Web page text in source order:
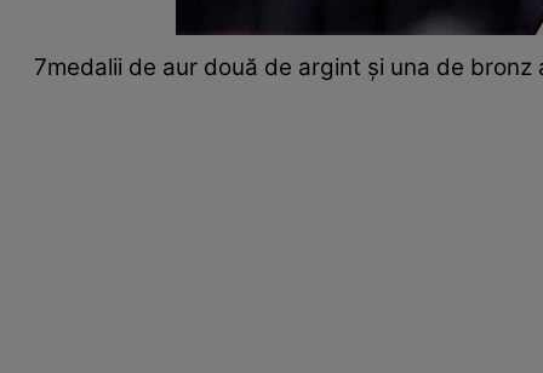
7medalii de aur două de argint şi una de